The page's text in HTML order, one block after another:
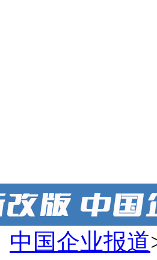
中国企业报道